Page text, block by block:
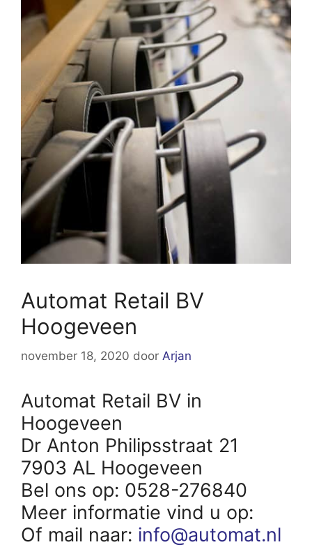
Automat Retail BV
Hoogeveen
november 18, 2020 door Arjan
Automat Retail BV in
Hoogeveen
Dr Anton Philipsstraat 21
7903 AL Hoogeveen
Bel ons op: 0528-276840
Meer informatie vind u op:
Of mail naar: info@automat.nl